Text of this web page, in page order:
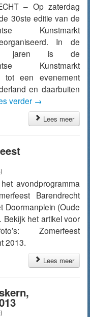
– Op zaterdag
30ste editie van de
Kunstmarkt
In de
jaren is de
Kunstmarkt
tot een evenement
en daarbuiten
verder →
Lees meer
avondprogramma
Barendrecht
Doormanplein (Oude
Bekijk het artikel voor
Zomerfeest
2013.
Lees meer